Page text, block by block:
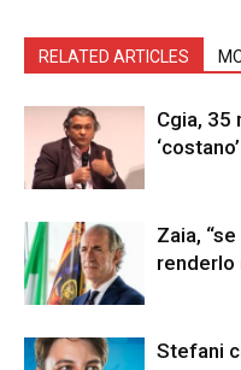
RELATED ARTICLES
Cgia, 35
Zaia,
renderlo
Stefani